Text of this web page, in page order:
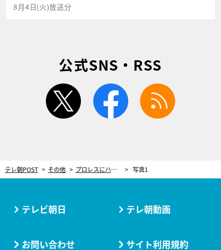
8月4日(火)放送分
公式SNS・RSS
twitter facebook
テレ朝POST その他 プロレスにハマる松井珠理奈。新日・棚橋弘至も絶賛の『豆腐プロレス』の台詞とは？ 写真1
テレビ朝日 テレ朝動画
お問い合わせ サイト利用規約